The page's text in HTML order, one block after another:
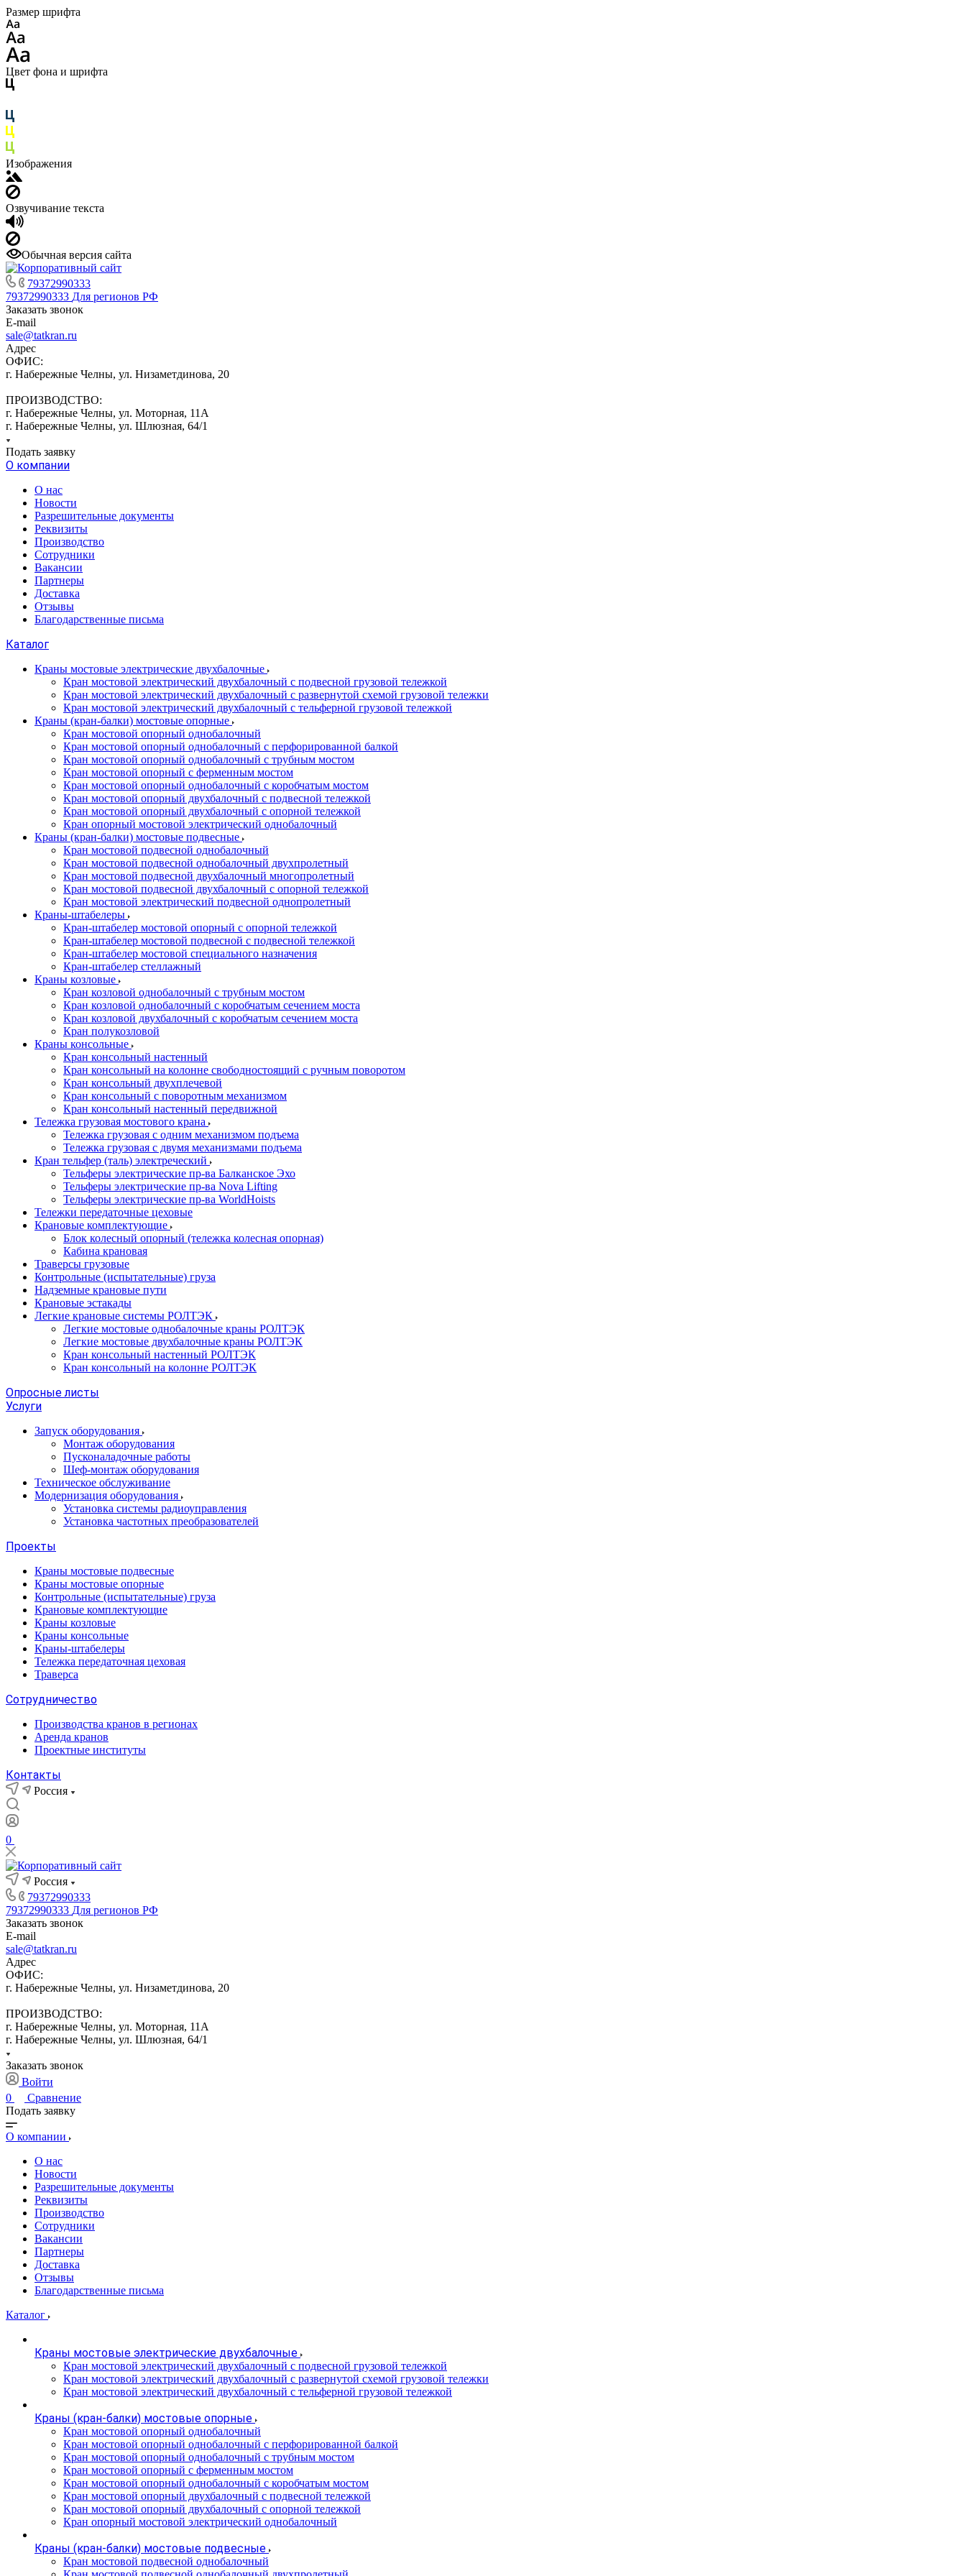
Размер шрифта
Цвет фона и шрифта
Изображения
Озвучивание текста
Обычная версия сайта
79372990333
79372990333 Для регионов РФ
Заказать звонок
E-mail
sale@tatkran.ru
Адрес
ОФИС:
г. Набережные Челны, ул. Низаметдинова, 20
ПРОИЗВОДСТВО:
г. Набережные Челны, ул. Моторная, 11А
г. Набережные Челны, ул. Шлюзная, 64/1
Подать заявку
О компании
О нас
Новости
Разрешительные документы
Реквизиты
Производство
Сотрудники
Вакансии
Партнеры
Доставка
Отзывы
Благодарственные письма
Каталог
Краны мостовые электрические двухбалочные
Кран мостовой электрический двухбалочный с подвесной грузовой тележкой
Кран мостовой электрический двухбалочный с развернутой схемой грузовой тележки
Кран мостовой электрический двухбалочный с тельферной грузовой тележкой
Краны (кран-балки) мостовые опорные
Кран мостовой опорный однобалочный
Кран мостовой опорный однобалочный с перфорированной балкой
Кран мостовой опорный однобалочный с трубным мостом
Кран мостовой опорный с ферменным мостом
Кран мостовой опорный однобалочный с коробчатым мостом
Кран мостовой опорный двухбалочный с подвесной тележкой
Кран мостовой опорный двухбалочный с опорной тележкой
Кран опорный мостовой электрический однобалочный
Краны (кран-балки) мостовые подвесные
Кран мостовой подвесной однобалочный
Кран мостовой подвесной однобалочный двухпролетный
Кран мостовой подвесной двухбалочный многопролетный
Кран мостовой подвесной двухбалочный с опорной тележкой
Кран мостовой электрический подвесной однопролетный
Краны-штабелеры
Кран-штабелер мостовой опорный с опорной тележкой
Кран-штабелер мостовой подвесной с подвесной тележкой
Кран-штабелер мостовой специального назначения
Кран-штабелер стеллажный
Краны козловые
Кран козловой однобалочный с трубным мостом
Кран козловой однобалочный с коробчатым сечением моста
Кран козловой двухбалочный с коробчатым сечением моста
Кран полукозловой
Краны консольные
Кран консольный настенный
Кран консольный на колонне свободностоящий с ручным поворотом
Кран консольный двухплечевой
Кран консольный с поворотным механизмом
Кран консольный настенный передвижной
Тележка грузовая мостового крана
Тележка грузовая с одним механизмом подъема
Тележка грузовая с двумя механизмами подъема
Кран тельфер (таль) электреческий
Тельферы электрические пр-ва Балканское Эхо
Тельферы электрические пр-ва Nova Lifting
Тельферы электрические пр-ва WorldHoists
Тележки передаточные цеховые
Крановые комплектующие
Блок колесный опорный (тележка колесная опорная)
Кабина крановая
Траверсы грузовые
Контрольные (испытательные) груза
Надземные крановые пути
Крановые эстакады
Легкие крановые системы РОЛТЭК
Легкие мостовые однобалочные краны РОЛТЭК
Легкие мостовые двухбалочные краны РОЛТЭК
Кран консольный настенный РОЛТЭК
Кран консольный на колонне РОЛТЭК
Опросные листы
Услуги
Запуск оборудования
Монтаж оборудования
Пусконаладочные работы
Шеф-монтаж оборудования
Техническое обслуживание
Модернизация оборудования
Установка системы радиоуправления
Установка частотных преобразователей
Проекты
Краны мостовые подвесные
Краны мостовые опорные
Контрольные (испытательные) груза
Крановые комплектующие
Краны козловые
Краны консольные
Краны-штабелеры
Тележка передаточная цеховая
Траверса
Сотрудничество
Производства кранов в регионах
Аренда кранов
Проектные институты
Контакты
Россия
0
Россия
79372990333
79372990333 Для регионов РФ
Заказать звонок
E-mail
sale@tatkran.ru
Адрес
ОФИС:
г. Набережные Челны, ул. Низаметдинова, 20
ПРОИЗВОДСТВО:
г. Набережные Челны, ул. Моторная, 11А
г. Набережные Челны, ул. Шлюзная, 64/1
Заказать звонок
Войти
0
Сравнение
Подать заявку
О компании
О нас
Новости
Разрешительные документы
Реквизиты
Производство
Сотрудники
Вакансии
Партнеры
Доставка
Отзывы
Благодарственные письма
Каталог
Краны мостовые электрические двухбалочные
Кран мостовой электрический двухбалочный с подвесной грузовой тележкой
Кран мостовой электрический двухбалочный с развернутой схемой грузовой тележки
Кран мостовой электрический двухбалочный с тельферной грузовой тележкой
Краны (кран-балки) мостовые опорные
Кран мостовой опорный однобалочный
Кран мостовой опорный однобалочный с перфорированной балкой
Кран мостовой опорный однобалочный с трубным мостом
Кран мостовой опорный с ферменным мостом
Кран мостовой опорный однобалочный с коробчатым мостом
Кран мостовой опорный двухбалочный с подвесной тележкой
Кран мостовой опорный двухбалочный с опорной тележкой
Кран опорный мостовой электрический однобалочный
Краны (кран-балки) мостовые подвесные
Кран мостовой подвесной однобалочный